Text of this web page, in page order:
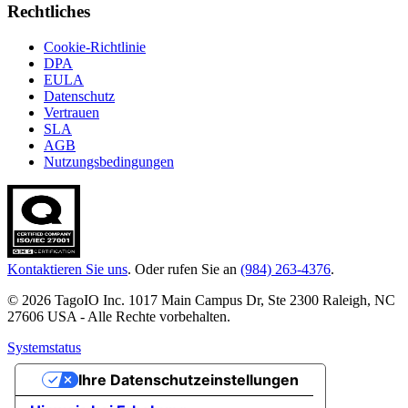
Rechtliches
Cookie-Richtlinie
DPA
EULA
Datenschutz
Vertrauen
SLA
AGB
Nutzungsbedingungen
Kontaktieren Sie uns. Oder rufen Sie an (984) 263-4376.
© 2026 TagoIO Inc. 1017 Main Campus Dr, Ste 2300 Raleigh, NC
27606 USA - Alle Rechte vorbehalten.
Systemstatus
Ihre Datenschutzeinstellungen